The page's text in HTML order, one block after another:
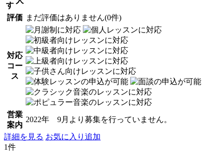
す
評価 まだ評価はありません(0件)
対応
コー
ス
営業
案内
2022年 9月より募集を行っていません。
詳細を見る お気に入り追加
1件